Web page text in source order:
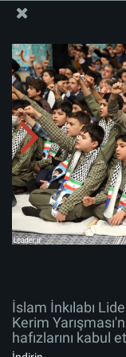
İslam İnkılabı
Yarışması'na
etmesi
İslam İnkılabı
Kerim
hafızlarını kabul